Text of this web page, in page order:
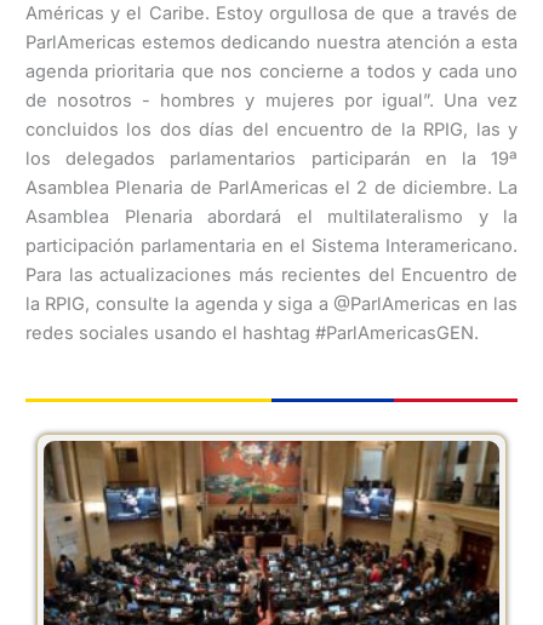
Américas y el Caribe. Estoy orgullosa de que a través de
ParlAmericas estemos dedicando nuestra atención a esta
agenda prioritaria que nos concierne a todos y cada uno
de nosotros - hombres y mujeres por igual”. Una vez
concluidos los dos días del encuentro de la RPIG, las y
los delegados parlamentarios participarán en la 19ª
Asamblea Plenaria de ParlAmericas el 2 de diciembre. La
Asamblea Plenaria abordará el multilateralismo y la
participación parlamentaria en el Sistema Interamericano.
Para las actualizaciones más recientes del Encuentro de
la RPIG, consulte la agenda y siga a @ParlAmericas en las
redes sociales usando el hashtag #ParlAmericasGEN.